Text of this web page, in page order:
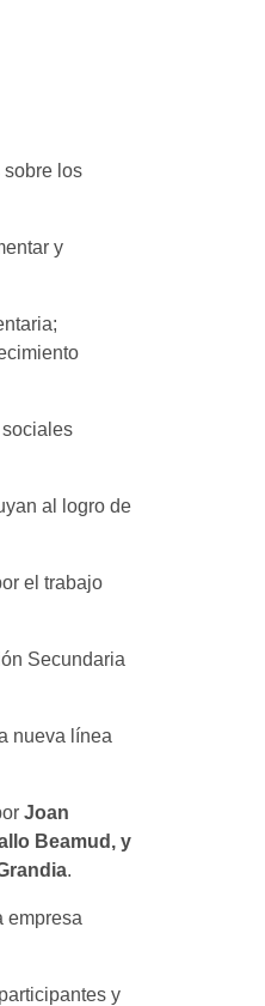
sobre los
y
al logro de
el trabajo
Secundaria
nueva línea
Joan
Beamud, y
.
empresa
y